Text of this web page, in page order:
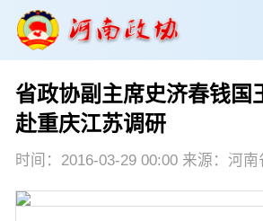
政协领导 政协新闻
政协党建 政协工作
委员履职 政协论坛
省政协副主席史济春钱国
赴重庆江苏调研
时间：2016-03-29 00:00 来源：河南